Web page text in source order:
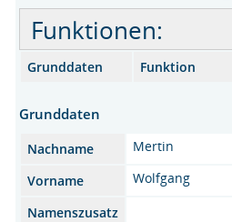
Funktionen:
Grunddaten Funktion
Grunddaten
Nachname
Mertin
Vorname
Wolfgang
Namenszusatz